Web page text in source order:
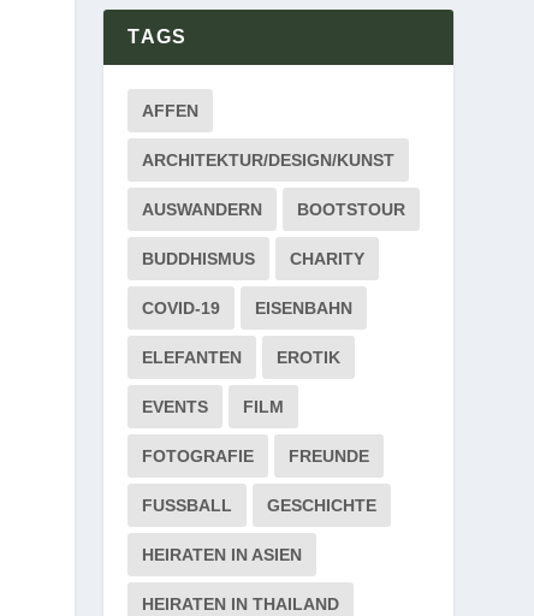
TAGS
AFFEN
ARCHITEKTUR/DESIGN/KUNST
AUSWANDERN BOOTSTOUR
BUDDHISMUS CHARITY
COVID-19 EISENBAHN
ELEFANTEN EROTIK
EVENTS FILM
FOTOGRAFIE FREUNDE
FUSSBALL GESCHICHTE
HEIRATEN IN ASIEN
HEIRATEN IN THAILAND